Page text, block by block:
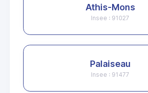
Athis-Mons
Insee : 91027
Palaiseau
Insee : 91477